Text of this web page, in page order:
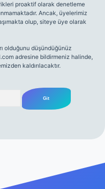
proaktif olarak denetleme
Ancak, üyelerimiz
olup, siteye üye olarak
olduğunu düşündüğünüz
adresine bildirmeniz halinde,
kaldırılacaktır.